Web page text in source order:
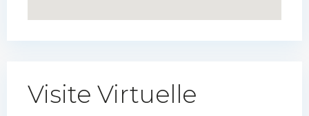
Visite Virtuelle